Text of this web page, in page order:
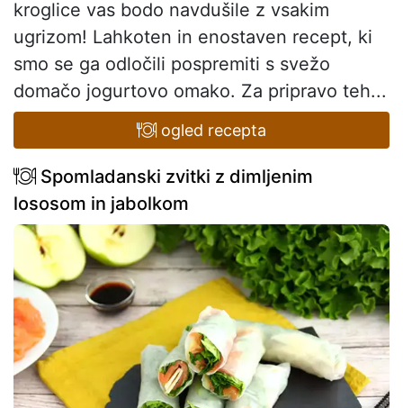
kroglice vas bodo navdušile z vsakim
ugrizom! Lahkoten in enostaven recept, ki
smo se ga odločili pospremiti s svežo
domačo jogurtovo omako. Za pripravo teh...
ogled recepta
Spomladanski zvitki z dimljenim
lososom in jabolkom